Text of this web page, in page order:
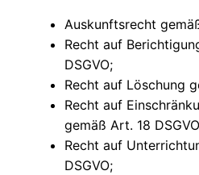
Auskunftsrecht
Recht auf
DSGVO;
Recht auf Löschung
Recht auf
gemäß Art. 18
Recht auf
DSGVO;